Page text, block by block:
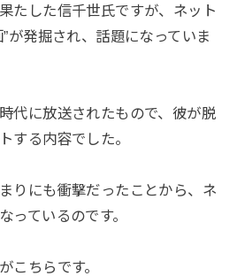
たした信千世氏ですが、ネット
”が発掘され、話題になっていま
代に放送されたもので、彼が脱
する内容でした。
りにも衝撃だったことから、ネ
っているのです。
こちらです。